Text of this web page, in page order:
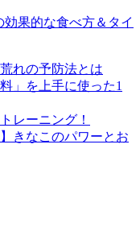
効果的な食べ方＆タイ
れの予防法とは
」を上手に使った1
レーニング！
きなこのパワーとお